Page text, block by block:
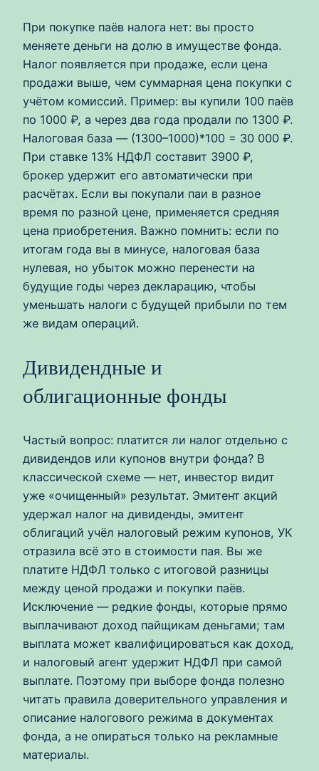
При покупке паёв налога нет: вы просто
меняете деньги на долю в имуществе фонда.
Налог появляется при продаже, если цена
продажи выше, чем суммарная цена покупки с
учётом комиссий. Пример: вы купили 100 паёв
по 1000 ₽, а через два года продали по 1300 ₽.
Налоговая база — (1300–1000)*100 = 30 000 ₽.
При ставке 13% НДФЛ составит 3900 ₽,
брокер удержит его автоматически при
расчётах. Если вы покупали паи в разное
время по разной цене, применяется средняя
цена приобретения. Важно помнить: если по
итогам года вы в минусе, налоговая база
нулевая, но убыток можно перенести на
будущие годы через декларацию, чтобы
уменьшать налоги с будущей прибыли по тем
же видам операций.
Дивидендные и
облигационные фонды
Частый вопрос: платится ли налог отдельно с
дивидендов или купонов внутри фонда? В
классической схеме — нет, инвестор видит
уже «очищенный» результат. Эмитент акций
удержал налог на дивиденды, эмитент
облигаций учёл налоговый режим купонов, УК
отразила всё это в стоимости пая. Вы же
платите НДФЛ только с итоговой разницы
между ценой продажи и покупки паёв.
Исключение — редкие фонды, которые прямо
выплачивают доход пайщикам деньгами; там
выплата может квалифицироваться как доход,
и налоговый агент удержит НДФЛ при самой
выплате. Поэтому при выборе фонда полезно
читать правила доверительного управления и
описание налогового режима в документах
фонда, а не опираться только на рекламные
материалы.